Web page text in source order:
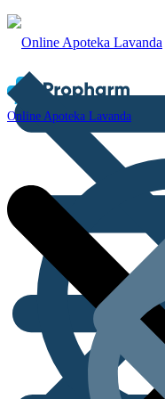
Online Apoteka Lavanda